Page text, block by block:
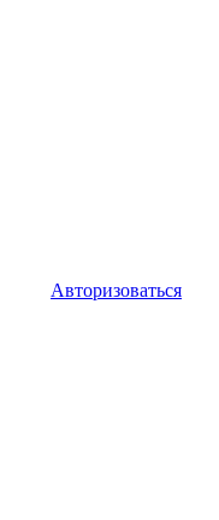
Авторизоваться